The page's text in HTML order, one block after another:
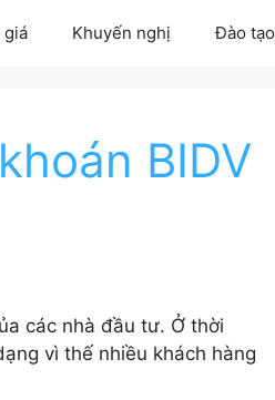
giá Khuyến nghị Đào tạo
BIDV
các nhà đầu tư. Ở thời
vì thế nhiều khách hàng